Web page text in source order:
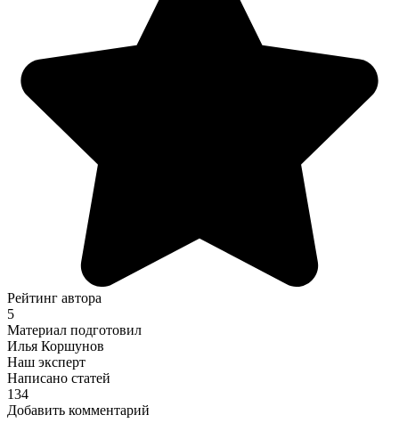
Рейтинг автора
5
Материал подготовил
Илья Коршунов
Наш эксперт
Написано статей
134
Добавить комментарий